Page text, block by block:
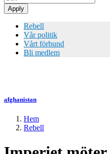
Rebell
Vår politik
Vårt förbund
Bli medlem
afghanistan
Länkstig
Hem
Rebell